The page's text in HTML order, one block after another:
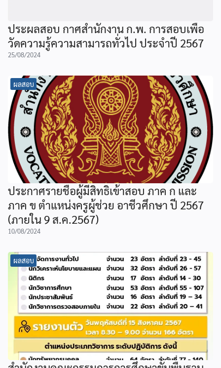
ประผลสอบ กาศสำนักงาน ก.พ. การสอบเพื่อ
วัดความรู้ความสามารถทั่วไป ประจำปี 2567
25/08/2024
ผลสอบ
ประกาศรายชื่อผู้มีสิทธิเข้าสอบ ภาค ก และ
ภาค ข ตำแหน่งครูผู้ช่วย อาชีวศึกษา ปี 2567
(ภายใน 9 ส.ค.2567)
10/08/2024
ผลสอบ